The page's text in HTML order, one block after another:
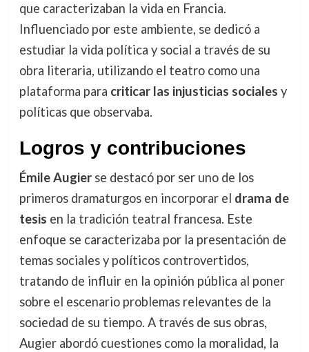
que caracterizaban la vida en Francia.
Influenciado por este ambiente, se dedicó a
estudiar la vida política y social a través de su
obra literaria, utilizando el teatro como una
plataforma para criticar las injusticias sociales y
políticas que observaba.
Logros y contribuciones
Émile Augierse destacó por ser uno de los
primeros dramaturgos en incorporar el drama de
tesis en la tradición teatral francesa. Este
enfoque se caracterizaba por la presentación de
temas sociales y políticos controvertidos,
tratando de influir en la opinión pública al poner
sobre el escenario problemas relevantes de la
sociedad de su tiempo. A través de sus obras,
Augier abordó cuestiones como la moralidad, la